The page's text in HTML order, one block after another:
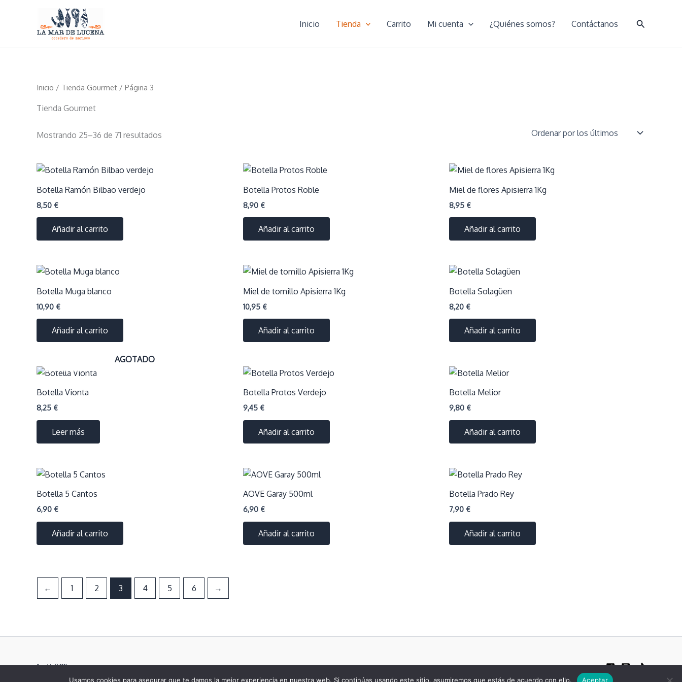
Inicio Tienda Carrito Mi cuenta ¿Quiénes somos? Contáctanos Buscar
Inicio / Tienda Gourmet / Página 3
Tienda Gourmet
Mostrando 25–36 de 71 resultados
Botella Ramón Bilbao verdejo
8,50 €
Añadir al carrito
Botella Protos Roble
8,90 €
Añadir al carrito
Miel de flores Apisierra 1Kg
8,95 €
Añadir al carrito
Botella Muga blanco
10,90 €
Añadir al carrito
Miel de tomillo Apisierra 1Kg
10,95 €
Añadir al carrito
Botella Solagüen
8,20 €
Añadir al carrito
AGOTADO
Botella Vionta
8,25 €
Leer más
Botella Protos Verdejo
9,45 €
Añadir al carrito
Botella Melior
9,80 €
Añadir al carrito
Botella 5 Cantos
6,90 €
Añadir al carrito
AOVE Garay 500ml
6,90 €
Añadir al carrito
Botella Prado Rey
7,90 €
Añadir al carrito
← 1 2 3 4 5 6 →
Copyright © 2026
Usamos cookies para asegurar que te damos la mejor experiencia en nuestra web. Si continúas usando este sitio, asumiremos que estás de acuerdo con ello. Aceptar